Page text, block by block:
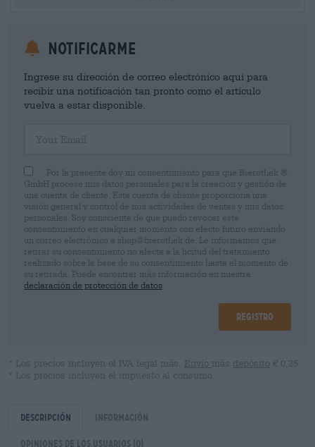
Notificarme
Ingrese su dirección de correo electrónico aquí para
recibir una notificación tan pronto como el artículo
vuelva a estar disponible.
Por la presente doy mi consentimiento para que Bierothek ®
GmbH procese mis datos personales para la creación y gestión de
una cuenta de cliente. Esta cuenta de cliente proporciona una
visión general y control de mis actividades de ventas y mis datos
personales. Soy consciente de que puedo revocar este
consentimiento en cualquier momento con efecto futuro enviando
un correo electrónico a shop@bierothek.de. Le informamos que
retirar su consentimiento no afecta a la licitud del tratamiento
realizado sobre la base de su consentimiento hasta el momento de
su retirada. Puede encontrar más información en nuestra
declaración de protección de datos
Registro
* Los precios incluyen el IVA legal más. Envío más depósito € 0,25
* Los precios incluyen el impuesto al consumo.
Descripción Información
Opiniones de los usuarios (0)